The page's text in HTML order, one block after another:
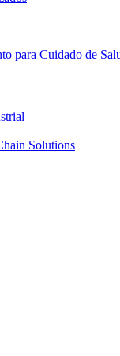
para Cuidado de
Solutions